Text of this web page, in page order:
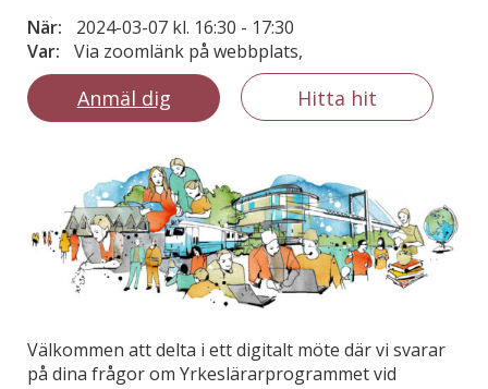
När: 2024-03-07 kl. 16:30 - 17:30
Var:
Via zoomlänk på webbplats,
Anmäl dig Hitta hit
Välkommen att delta i ett digitalt möte där vi svarar
på dina frågor om Yrkeslärarprogrammet vid